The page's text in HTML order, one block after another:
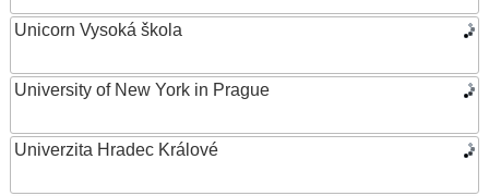
Unicorn Vysoká škola
University of New York in Prague
Univerzita Hradec Králové